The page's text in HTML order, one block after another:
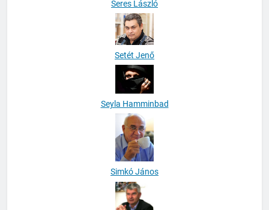
Seres László
Setét Jenő
Seyla Hamminbad
Simkó János